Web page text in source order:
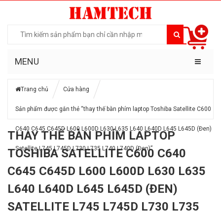
MENU
Trang chủ Cửa hàng
Sản phẩm được gắn thẻ “thay thế bàn phím laptop Toshiba Satellite C600
C640 C645 C645D L600 L600D L630 L635 L640 L640D L645 L645D (Đen)
Satellite L745 L745D L730 L735 L740 L740D (Đen)”
THAY THẾ BÀN PHÍM LAPTOP
TOSHIBA SATELLITE C600 C640
C645 C645D L600 L600D L630 L635
L640 L640D L645 L645D (ĐEN)
SATELLITE L745 L745D L730 L735